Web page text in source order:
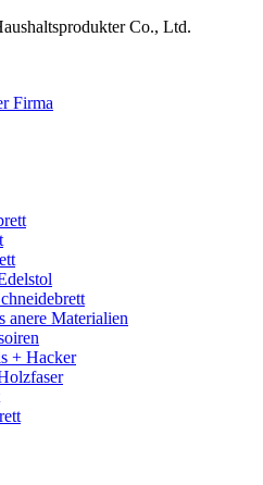
Co., Ltd.
Firma
anere Materialien
+ Hacker